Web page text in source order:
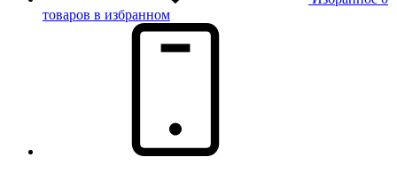
товаров в избранном